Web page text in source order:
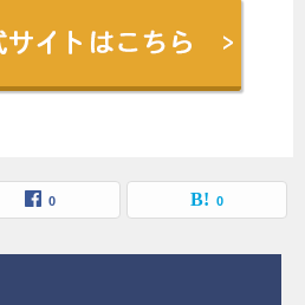
0 0